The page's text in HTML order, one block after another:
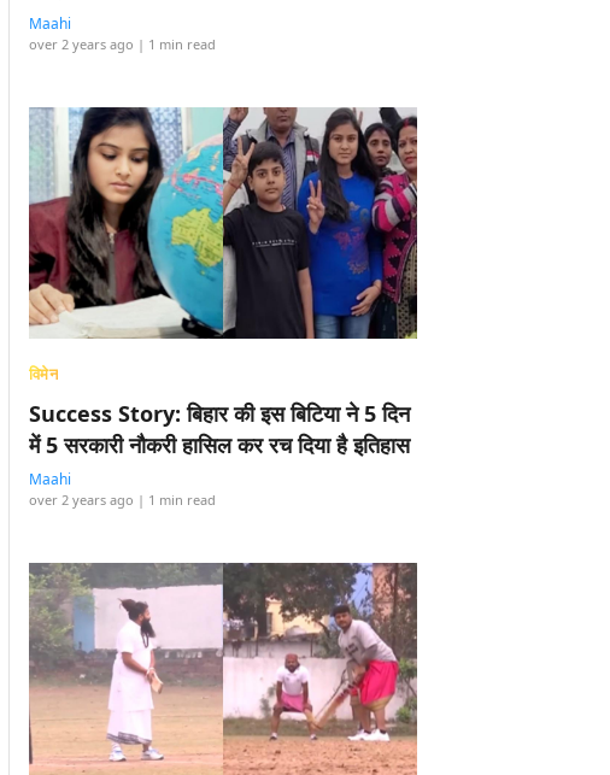
Maahi
over 2 years ago | 1 min read
विमेन
Success Story: बिहार की इस बिटिया ने 5 दिन
में 5 सरकारी नौकरी हासिल कर रच दिया है इतिहास
Maahi
over 2 years ago | 1 min read